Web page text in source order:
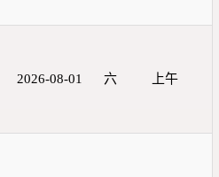
2026-08-01 六 上午